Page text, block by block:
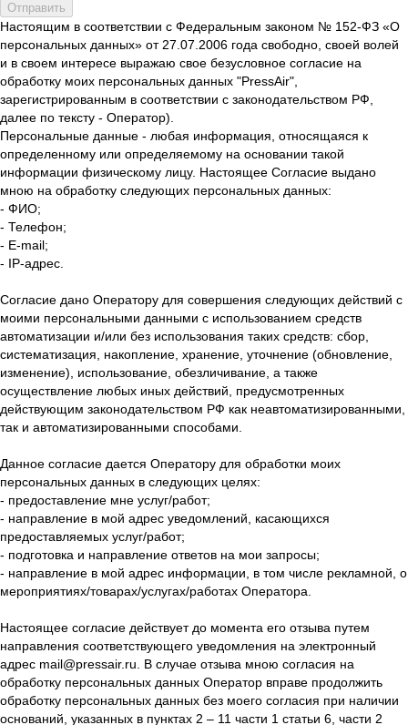
Отправить
Настоящим в соответствии с Федеральным законом № 152-ФЗ «О
персональных данных» от 27.07.2006 года свободно, своей волей
и в своем интересе выражаю свое безусловное согласие на
обработку моих персональных данных "PressAir",
зарегистрированным в соответствии с законодательством РФ,
далее по тексту - Оператор).
Персональные данные - любая информация, относящаяся к
определенному или определяемому на основании такой
информации физическому лицу. Настоящее Согласие выдано
мною на обработку следующих персональных данных:
- ФИО;
- Телефон;
- E-mail;
- IP-адрес.
Согласие дано Оператору для совершения следующих действий с
моими персональными данными с использованием средств
автоматизации и/или без использования таких средств: сбор,
систематизация, накопление, хранение, уточнение (обновление,
изменение), использование, обезличивание, а также
осуществление любых иных действий, предусмотренных
действующим законодательством РФ как неавтоматизированными,
так и автоматизированными способами.
Данное согласие дается Оператору для обработки моих
персональных данных в следующих целях:
- предоставление мне услуг/работ;
- направление в мой адрес уведомлений, касающихся
предоставляемых услуг/работ;
- подготовка и направление ответов на мои запросы;
- направление в мой адрес информации, в том числе рекламной, о
мероприятиях/товарах/услугах/работах Оператора.
Настоящее согласие действует до момента его отзыва путем
направления соответствующего уведомления на электронный
адрес mail@pressair.ru. В случае отзыва мною согласия на
обработку персональных данных Оператор вправе продолжить
обработку персональных данных без моего согласия при наличии
оснований, указанных в пунктах 2 – 11 части 1 статьи 6, части 2